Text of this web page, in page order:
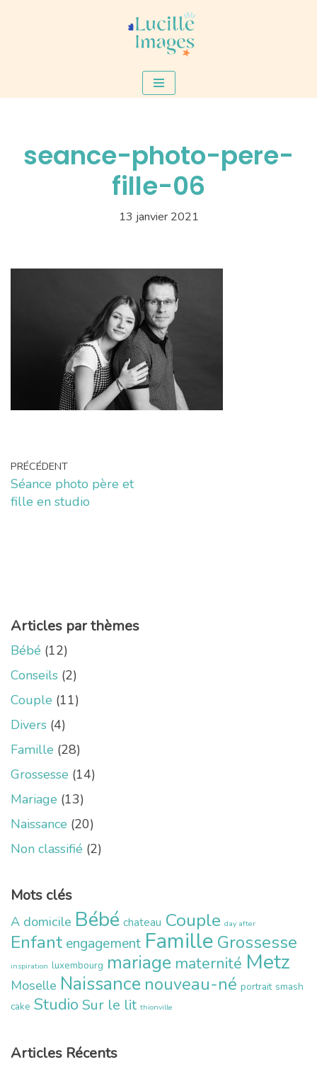
seance-photo-pere-
fille-06
13 janvier 2021
PRÉCÉDENT
Séance photo père et
fille en studio
Articles par thèmes
Bébé (12)
Conseils (2)
Couple (11)
Divers (4)
Famille (28)
Grossesse (14)
Mariage (13)
Naissance (20)
Non classifié (2)
Mots clés
A domicile Bébé chateau Couple day after
Enfant engagement Famille Grossesse
inspiration luxembourg mariage maternité Metz
Moselle Naissance nouveau-né portrait smash
cake Studio Sur le lit thionville
Articles Récents